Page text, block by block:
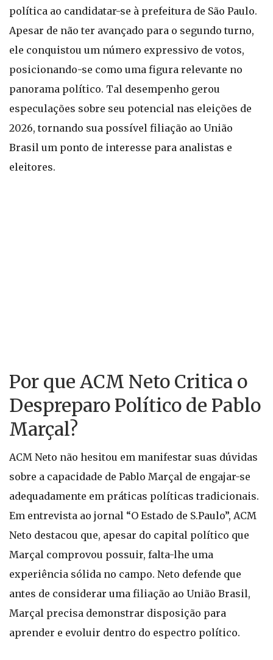
política ao candidatar-se à prefeitura de São Paulo.
Apesar de não ter avançado para o segundo turno,
ele conquistou um número expressivo de votos,
posicionando-se como uma figura relevante no
panorama político. Tal desempenho gerou
especulações sobre seu potencial nas eleições de
2026, tornando sua possível filiação ao União
Brasil um ponto de interesse para analistas e
eleitores.
Por que ACM Neto Critica o
Despreparo Político de Pablo
Marçal?
ACM Neto não hesitou em manifestar suas dúvidas
sobre a capacidade de Pablo Marçal de engajar-se
adequadamente em práticas políticas tradicionais.
Em entrevista ao jornal “O Estado de S.Paulo”, ACM
Neto destacou que, apesar do capital político que
Marçal comprovou possuir, falta-lhe uma
experiência sólida no campo. Neto defende que
antes de considerar uma filiação ao União Brasil,
Marçal precisa demonstrar disposição para
aprender e evoluir dentro do espectro político.